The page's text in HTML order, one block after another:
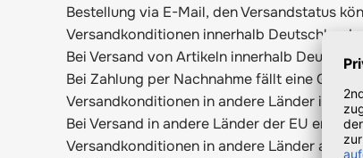
Bestellung via E-Mail, den Versandstatus
Versandkonditionen innerhalb Deutschlands
Bei Versand von Artikeln innerhalb
Bei Zahlung per Nachnahme fällt eine
Versandkonditionen in andere Länder
Bei Versand in andere Länder der EU
Versandkonditionen in andere Länder